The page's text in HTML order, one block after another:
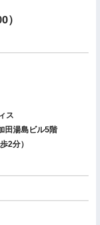
）
ス
田湯島ビル5階
2分）